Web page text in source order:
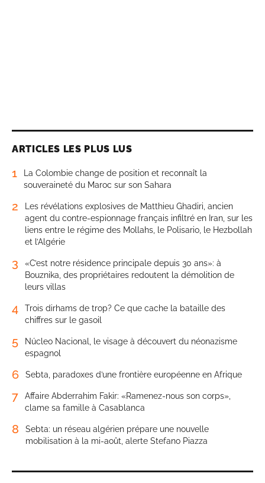
ARTICLES LES PLUS LUS
1
La Colombie change de position et reconnaît la
souveraineté du Maroc sur son Sahara
2
Les révélations explosives de Matthieu Ghadiri, ancien
agent du contre-espionnage français infiltré en Iran, sur les
liens entre le régime des Mollahs, le Polisario, le Hezbollah
et l’Algérie
3
«C’est notre résidence principale depuis 30 ans»: à
Bouznika, des propriétaires redoutent la démolition de
leurs villas
4
Trois dirhams de trop? Ce que cache la bataille des
chiffres sur le gasoil
5
Núcleo Nacional, le visage à découvert du néonazisme
espagnol
6 Sebta, paradoxes d’une frontière européenne en Afrique
7
Affaire Abderrahim Fakir: «Ramenez-nous son corps»,
clame sa famille à Casablanca
8
Sebta: un réseau algérien prépare une nouvelle
mobilisation à la mi-août, alerte Stefano Piazza